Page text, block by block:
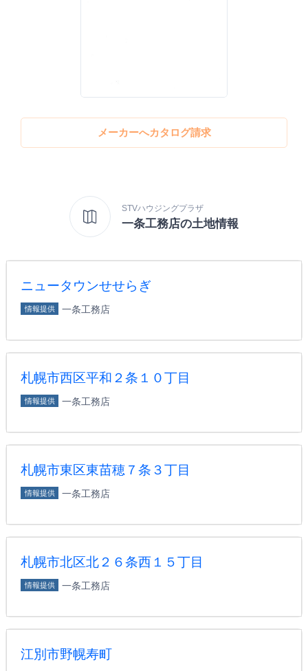
メーカーへカタログ請求
STVハウジングプラザ
一条工務店の土地情報
ニュータウンせせらぎ
情報提供 一条工務店
札幌市西区平和２条１０丁目
情報提供 一条工務店
札幌市東区東苗穂７条３丁目
情報提供 一条工務店
札幌市北区北２６条西１５丁目
情報提供 一条工務店
江別市野幌寿町